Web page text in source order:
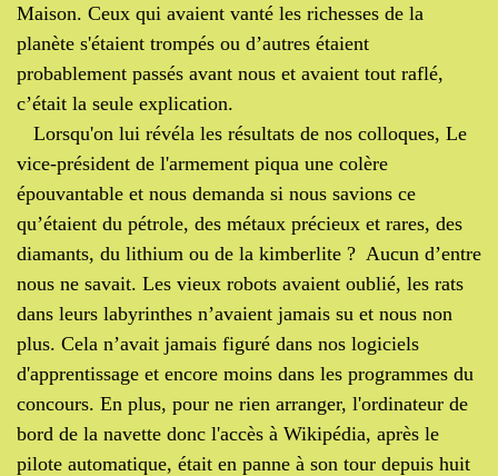
Maison. Ceux qui avaient vanté les richesses de la
planète s'étaient trompés ou d’autres étaient
probablement passés avant nous et avaient tout raflé,
c’était la seule explication.
Lorsqu'on lui révéla les résultats de nos colloques, Le
vice-président de l'armement piqua une colère
épouvantable et nous demanda si nous savions ce
qu’étaient du pétrole, des métaux précieux et rares, des
diamants, du lithium ou de la kimberlite ? Aucun d’entre
nous ne savait. Les vieux robots avaient oublié, les rats
dans leurs labyrinthes n’avaient jamais su et nous non
plus. Cela n’avait jamais figuré dans nos logiciels
d'apprentissage et encore moins dans les programmes du
concours. En plus, pour ne rien arranger, l'ordinateur de
bord de la navette donc l'accès à Wikipédia, après le
pilote automatique, était en panne à son tour depuis huit